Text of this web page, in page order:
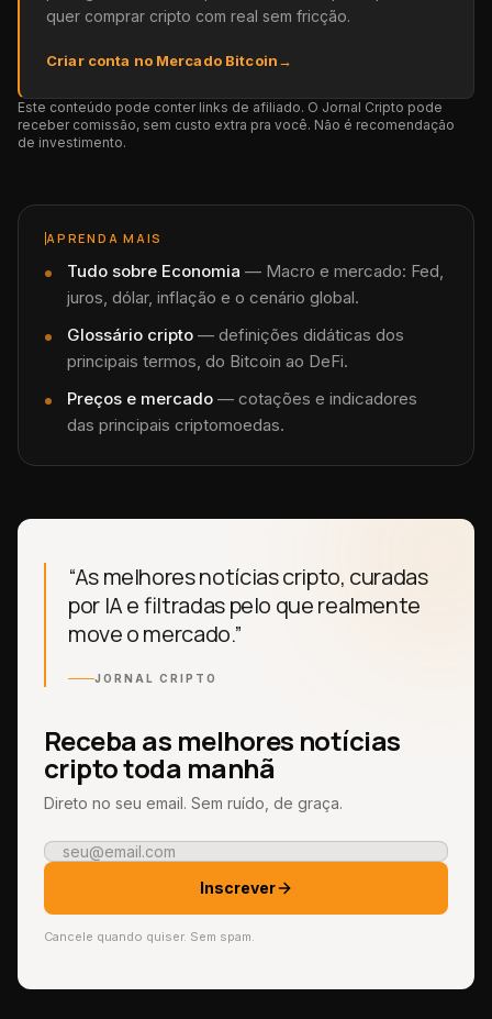
quer comprar cripto com real sem fricção.
Criar conta no Mercado Bitcoin→
Este conteúdo pode conter links de afiliado. O Jornal Cripto pode
receber comissão, sem custo extra pra você. Não é recomendação
de investimento.
APRENDA MAIS
Tudo sobre Economia — Macro e mercado: Fed,
juros, dólar, inflação e o cenário global.
Glossário cripto — definições didáticas dos
principais termos, do Bitcoin ao DeFi.
Preços e mercado — cotações e indicadores
das principais criptomoedas.
“As melhores notícias cripto, curadas
por IA e filtradas pelo que realmente
move o mercado.”
JORNAL CRIPTO
Receba as melhores notícias
cripto toda manhã
Direto no seu email. Sem ruído, de graça.
Inscrever
Cancele quando quiser. Sem spam.